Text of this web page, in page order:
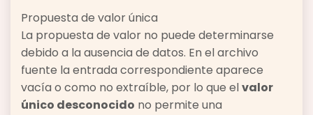
Propuesta de valor única
La propuesta de valor no puede determinarse
debido a la ausencia de datos. En el archivo
fuente la entrada correspondiente aparece
vacía o como no extraíble, por lo que elvalor
único desconocido no permite una